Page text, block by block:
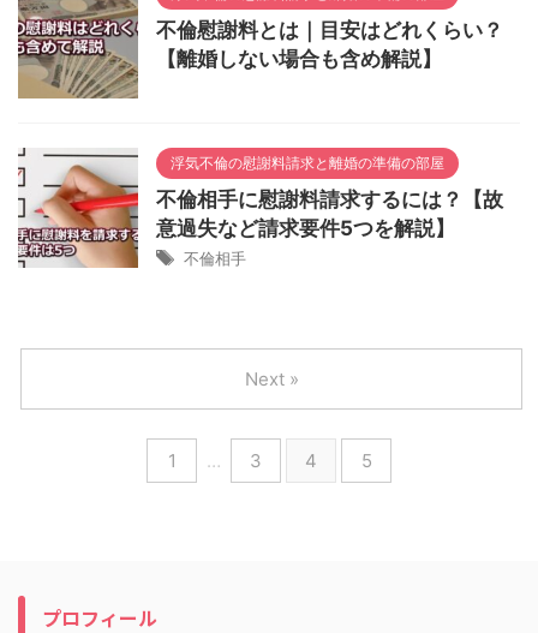
不倫慰謝料とは｜目安はどれくらい？
【離婚しない場合も含め解説】
浮気不倫の慰謝料請求と離婚の準備の部屋
不倫相手に慰謝料請求するには？【故
意過失など請求要件5つを解説】
不倫相手
1 … 3 4 5
Next »
プロフィール